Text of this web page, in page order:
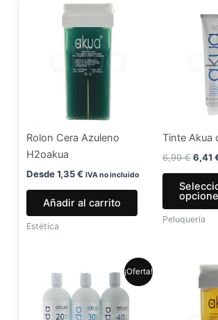
Rolon Cera Azuleno
H2oakua
Desde1,35€ IVA no incluido
Añadir al carrito
Estética
Tinte Akua
6,99€
era:
6,99
6,41
Peluquería
¡Oferta!
original
era:
5,99 €.
precio
actual
4,99 €.
Este
producto